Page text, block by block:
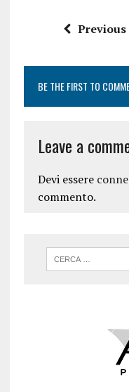
BE THE FIRST TO
Leave a
Devi essere
commento.